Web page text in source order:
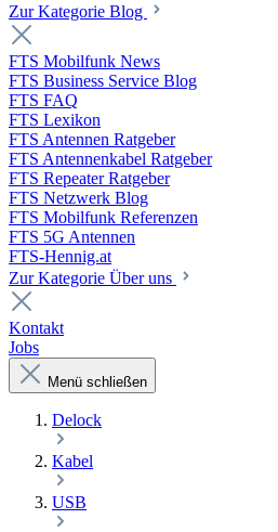
Zur Kategorie Blog
FTS Mobilfunk News
FTS Business Service Blog
FTS FAQ
FTS Lexikon
FTS Antennen Ratgeber
FTS Antennenkabel Ratgeber
FTS Repeater Ratgeber
FTS Netzwerk Blog
FTS Mobilfunk Referenzen
FTS 5G Antennen
FTS-Hennig.at
Zur Kategorie Über uns
Kontakt
Jobs
Menü schließen
Delock
Kabel
USB